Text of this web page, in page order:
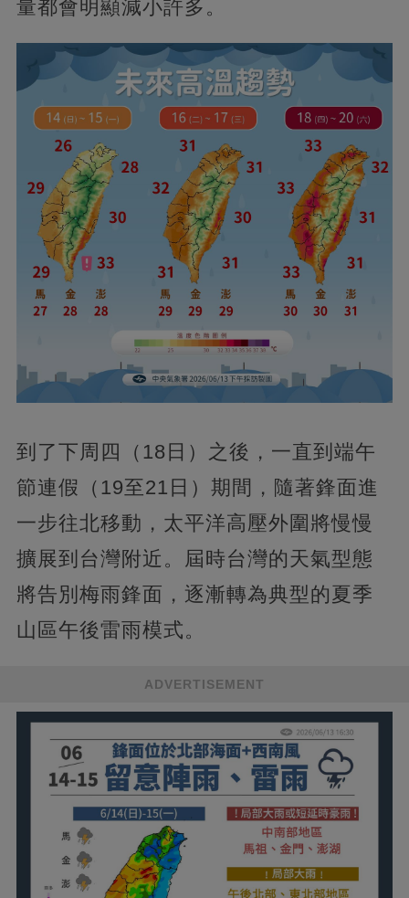
量都會明顯減小許多。
到了下周四（18日）之後，一直到端午
節連假（19至21日）期間，隨著鋒面進
一步往北移動，太平洋高壓外圍將慢慢
擴展到台灣附近。屆時台灣的天氣型態
將告別梅雨鋒面，逐漸轉為典型的夏季
山區午後雷雨模式。
ADVERTISEMENT